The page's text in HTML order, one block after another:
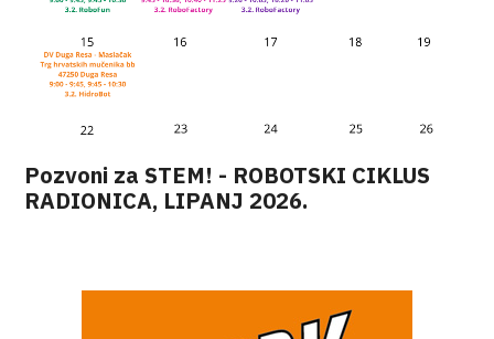
Pozvoni za STEM! - ROBOTSKI CIKLUS
RADIONICA, LIPANJ 2026.